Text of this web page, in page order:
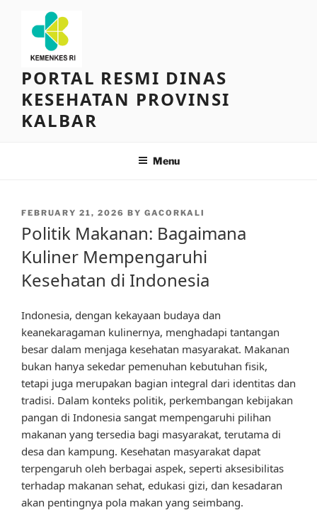
content
PORTAL RESMI DINAS
KESEHATAN PROVINSI
KALBAR
Menu
POSTED
FEBRUARY 21, 2026 BY GACORKALI
Politik Makanan: Bagaimana
Kuliner Mempengaruhi
Kesehatan di Indonesia
Indonesia, dengan kekayaan budaya dan
keanekaragaman kulinernya, menghadapi tantangan
besar dalam menjaga kesehatan masyarakat. Makanan
bukan hanya sekedar pemenuhan kebutuhan fisik,
tetapi juga merupakan bagian integral dari identitas dan
tradisi. Dalam konteks politik, perkembangan kebijakan
pangan di Indonesia sangat mempengaruhi pilihan
makanan yang tersedia bagi masyarakat, terutama di
desa dan kampung. Kesehatan masyarakat dapat
terpengaruh oleh berbagai aspek, seperti aksesibilitas
terhadap makanan sehat, edukasi gizi, dan kesadaran
akan pentingnya pola makan yang seimbang.